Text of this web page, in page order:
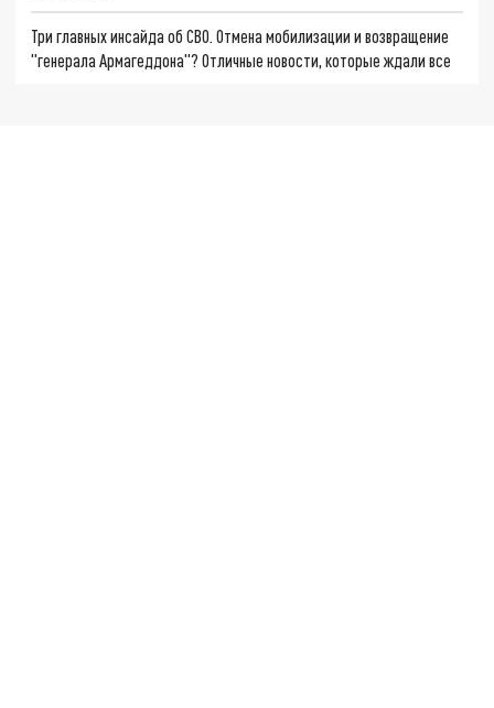
Три главных инсайда об СВО. Отмена мобилизации и возвращение
"генерала Армагеддона"? Отличные новости, которые ждали все